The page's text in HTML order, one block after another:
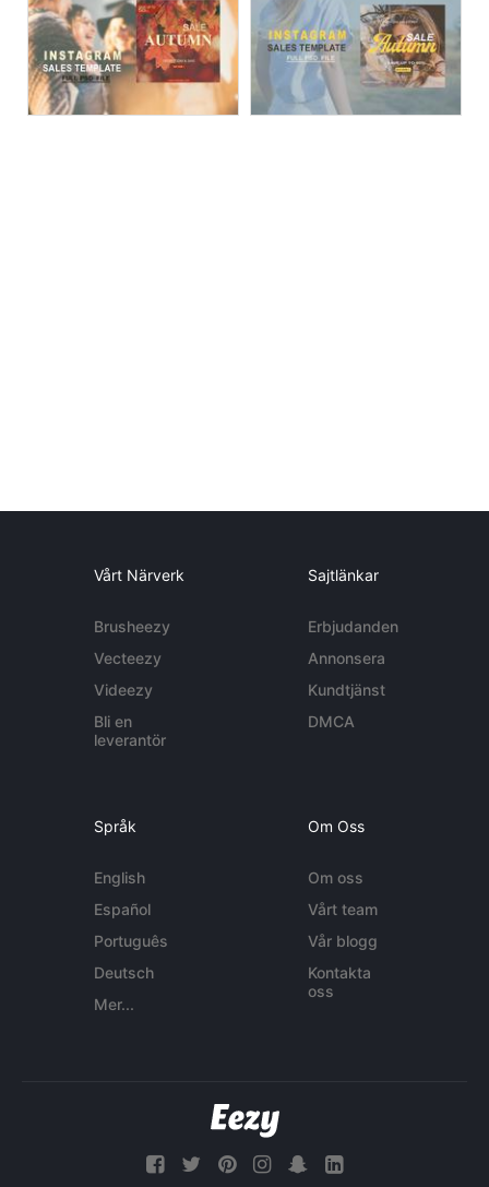
Vårt Närverk
Brusheezy
Vecteezy
Videezy
Bli en
leverantör
Sajtlänkar
Erbjudanden
Annonsera
Kundtjänst
DMCA
Språk
English
Español
Português
Deutsch
Mer...
Om Oss
Om oss
Vårt team
Vår blogg
Kontakta
oss